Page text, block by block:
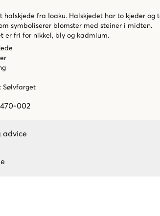
halskjede fra Ioaku. Halskjedet har to kjeder og
symboliserer blomster med steiner i midten.
er fri for nikkel, bly og kadmium.
Sølvfarget
002
advice